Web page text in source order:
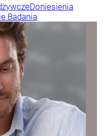
Doniesienia
Badania